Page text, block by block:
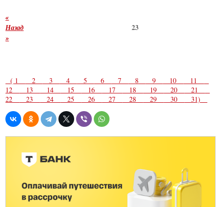
«
Назад
23
»
( 1 2 3 4 5 6 7 8 9 10
11
12
13 14 15 16 17 18 19 20
21
22
23 24 25 26 27 28 29 30 31)